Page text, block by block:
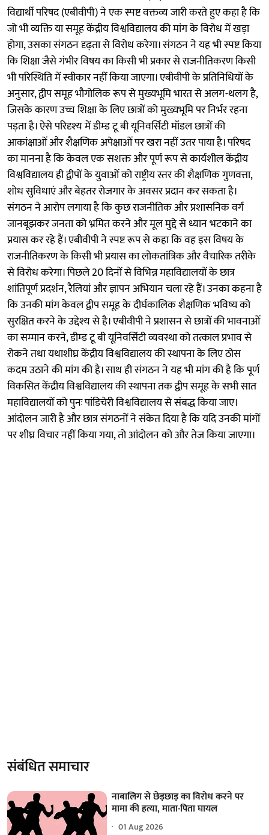
विद्यार्थी परिषद (एबीवीपी) ने एक स्पष्ट वक्तव्य जारी करते हुए कहा है कि
जो भी व्यक्ति या समूह केंद्रीय विश्वविद्यालय की मांग के विरोध में खड़ा
होगा, उसका संगठन दृढ़ता से विरोध करेगा। संगठन ने यह भी स्पष्ट किया
कि शिक्षा जैसे गंभीर विषय का किसी भी प्रकार से राजनीतिकरण किसी
भी परिस्थिति में स्वीकार नहीं किया जाएगा। एबीवीपी के प्रतिनिधियों के
अनुसार, द्वीप समूह भौगोलिक रूप से मुख्यभूमि भारत से अलग-थलग है,
जिसके कारण उच्च शिक्षा के लिए छात्रों को मुख्यभूमि पर निर्भर रहना
पड़ता है। ऐसे परिदृश्य में डीम्ड टू बी यूनिवर्सिटी मॉडल छात्रों की
आकांक्षाओं और शैक्षणिक अपेक्षाओं पर खरा नहीं उतर पाया है। परिषद
का मानना है कि केवल एक सशक्त और पूर्ण रूप से कार्यशील केंद्रीय
विश्वविद्यालय ही द्वीपों के युवाओं को राष्ट्रीय स्तर की शैक्षणिक गुणवत्ता,
शोध सुविधाएं और बेहतर रोजगार के अवसर प्रदान कर सकता है।
संगठन ने आरोप लगाया है कि कुछ राजनीतिक और प्रशासनिक वर्ग
जानबूझकर जनता को भ्रमित करने और मूल मुद्दे से ध्यान भटकाने का
प्रयास कर रहे हैं। एबीवीपी ने स्पष्ट रूप से कहा कि वह इस विषय के
राजनीतिकरण के किसी भी प्रयास का लोकतांत्रिक और वैचारिक तरीके
से विरोध करेगा। पिछले 20 दिनों से विभिन्न महाविद्यालयों के छात्र
शांतिपूर्ण प्रदर्शन, रैलियां और ज्ञापन अभियान चला रहे हैं। उनका कहना है
कि उनकी मांग केवल द्वीप समूह के दीर्घकालिक शैक्षणिक भविष्य को
सुरक्षित करने के उद्देश्य से है। एबीवीपी ने प्रशासन से छात्रों की भावनाओं
का सम्मान करने, डीम्ड टू बी यूनिवर्सिटी व्यवस्था को तत्काल प्रभाव से
रोकने तथा यथाशीघ्र केंद्रीय विश्वविद्यालय की स्थापना के लिए ठोस
कदम उठाने की मांग की है। साथ ही संगठन ने यह भी मांग की है कि पूर्ण
विकसित केंद्रीय विश्वविद्यालय की स्थापना तक द्वीप समूह के सभी सात
महाविद्यालयों को पुनः पांडिचेरी विश्वविद्यालय से संबद्ध किया जाए।
आंदोलन जारी है और छात्र संगठनों ने संकेत दिया है कि यदि उनकी मांगों
पर शीघ्र विचार नहीं किया गया, तो आंदोलन को और तेज किया जाएगा।
संबंधित समाचार
नाबालिग से छेड़छाड़ का विरोध करने पर
मामा की हत्या, माता-पिता घायल
01 Aug 2026